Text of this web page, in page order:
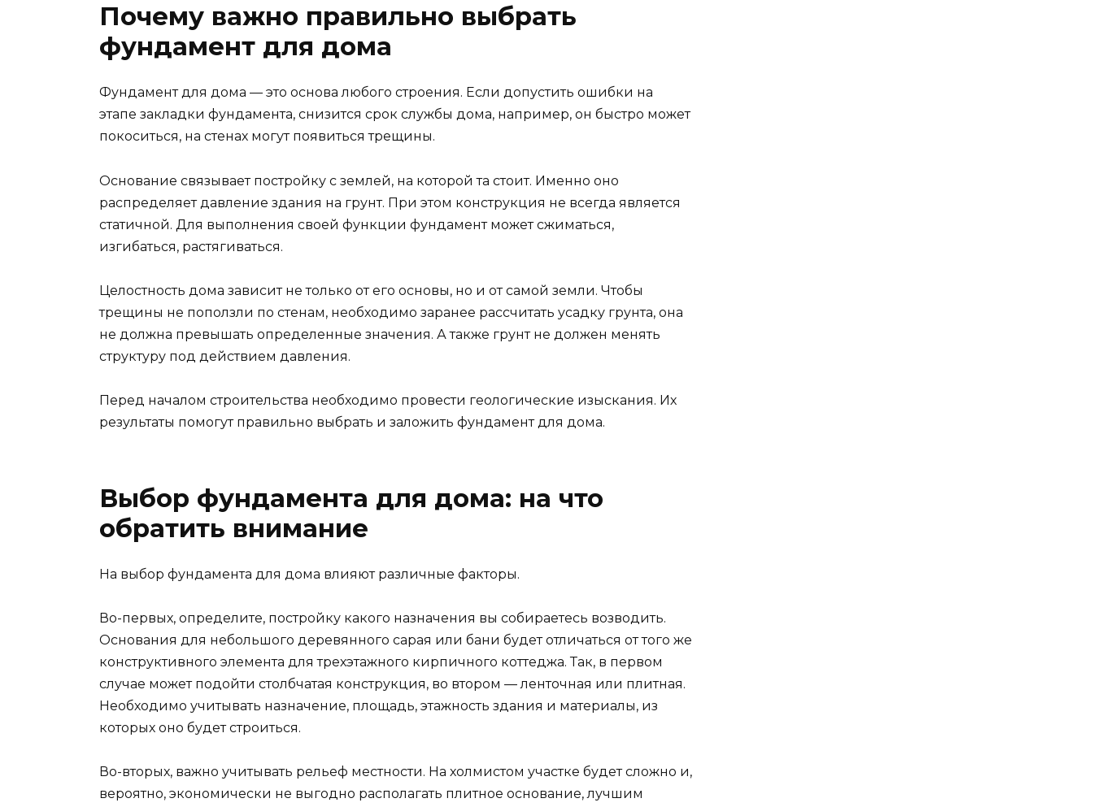
Почему важно правильно выбрать
фундамент для дома
Фундамент для дома — это основа любого строения. Если допустить ошибки на
этапе закладки фундамента, снизится срок службы дома, например, он быстро может
покоситься, на стенах могут появиться трещины.
Основание связывает постройку с землей, на которой та стоит. Именно оно
распределяет давление здания на грунт. При этом конструкция не всегда является
статичной. Для выполнения своей функции фундамент может сжиматься,
изгибаться, растягиваться.
Целостность дома зависит не только от его основы, но и от самой земли. Чтобы
трещины не поползли по стенам, необходимо заранее рассчитать усадку грунта, она
не должна превышать определенные значения. А также грунт не должен менять
структуру под действием давления.
Перед началом строительства необходимо провести геологические изыскания. Их
результаты помогут правильно выбрать и заложить фундамент для дома.
Выбор фундамента для дома: на что
обратить внимание
На выбор фундамента для дома влияют различные факторы.
Во-первых, определите, постройку какого назначения вы собираетесь возводить.
Основания для небольшого деревянного сарая или бани будет отличаться от того же
конструктивного элемента для трехэтажного кирпичного коттеджа. Так, в первом
случае может подойти столбчатая конструкция, во втором — ленточная или плитная.
Необходимо учитывать назначение, площадь, этажность здания и материалы, из
которых оно будет строиться.
Во-вторых, важно учитывать рельеф местности. На холмистом участке будет сложно и,
вероятно, экономически не выгодно располагать плитное основание, лучшим